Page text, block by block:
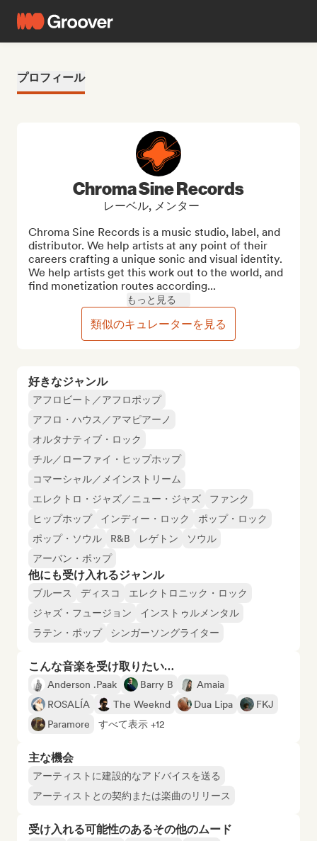
プロフィール
好きなジャンル
アフロビート／アフロポップ
アフロ・ハウス／アマピアーノ
オルタナティブ・ロック
チル／ローファイ・ヒップホップ
コマーシャル／メインストリーム
エレクトロ・ジャズ／ニュー・ジャズ
ファンク
ヒップホップ
インディー・ロック
ポップ・ロック
ポップ・ソウル
R&B レゲトン
ソウル
アーバン・ポップ
他にも受け入れるジャンル
ブルース ディスコ
エレクトロニック・ロック
ジャズ・フュージョン
インストゥルメンタル
ラテン・ポップ
シンガーソングライター
こんな音楽を受け取りたい…
Anderson .Paak Barry B
Amaia
ROSALÍA
The Weeknd Dua Lipa
FKJ
Paramore
すべて表示 +12
主な機会
アーティストに建設的なアドバイスを送る
アーティストとの契約または楽曲のリリース
受け入れる可能性のあるその他のムード
Chroma Sine Records
レーベル, メンター
Chroma Sine Records is a music studio, label, and
distributor. We help artists at any point of their
careers crafting a unique sonic and visual identity.
We help artists get this work out to the world, and
find monetization routes according...
もっと見る
類似のキュレーターを見る